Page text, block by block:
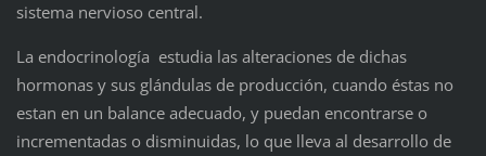
sistema nervioso central.
La endocrinología estudia las alteraciones de dichas
hormonas y sus glándulas de producción, cuando éstas no
estan en un balance adecuado, y puedan encontrarse o
incrementadas o disminuidas, lo que lleva al desarrollo de